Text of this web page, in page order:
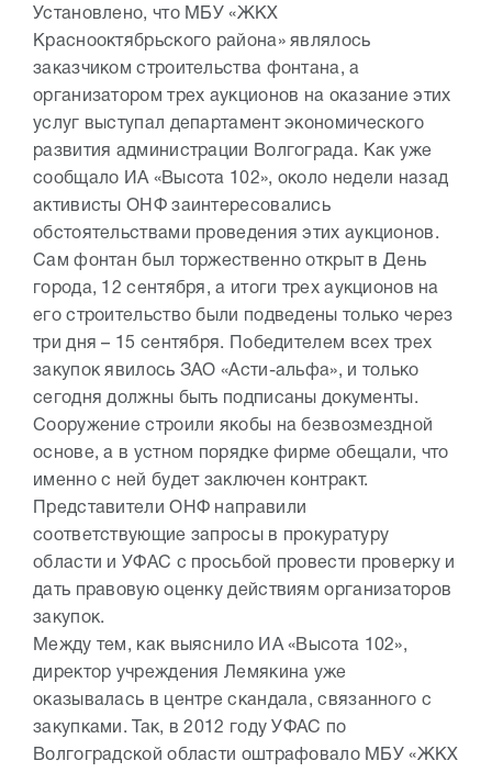
Установлено, что МБУ «ЖКХ
Краснооктябрьского района» являлось
заказчиком строительства фонтана, а
организатором трех аукционов на оказание этих
услуг выступал департамент экономического
развития администрации Волгограда. Как уже
сообщало ИА «Высота 102», около недели назад
активисты ОНФ заинтересовались
обстоятельствами проведения этих аукционов.
Сам фонтан был торжественно открыт в День
города, 12 сентября, а итоги трех аукционов на
его строительство были подведены только через
три дня – 15 сентября. Победителем всех трех
закупок явилось ЗАО «Асти-альфа», и только
сегодня должны быть подписаны документы.
Сооружение строили якобы на безвозмездной
основе, а в устном порядке фирме обещали, что
именно с ней будет заключен контракт.
Представители ОНФ направили
соответствующие запросы в прокуратуру
области и УФАС с просьбой провести проверку и
дать правовую оценку действиям организаторов
закупок.
Между тем, как выяснило ИА «Высота 102»,
директор учреждения Лемякина уже
оказывалась в центре скандала, связанного с
закупками. Так, в 2012 году УФАС по
Волгоградской области оштрафовало МБУ «ЖКХ